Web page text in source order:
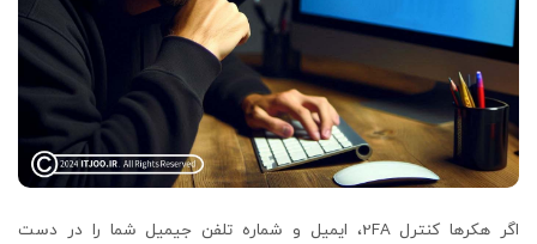
اگر هکرها کنترل 2FA، ایمیل و شماره تلفن جیمیل شما را در دست